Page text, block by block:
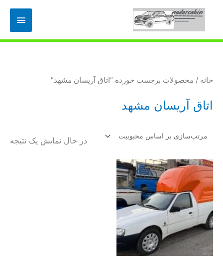
اصلی
خانه / محصولات برچسب خورده “اتاق آريسان مشهد”
اتاق آريسان مشهد
در حال نمایش یک نتیجه